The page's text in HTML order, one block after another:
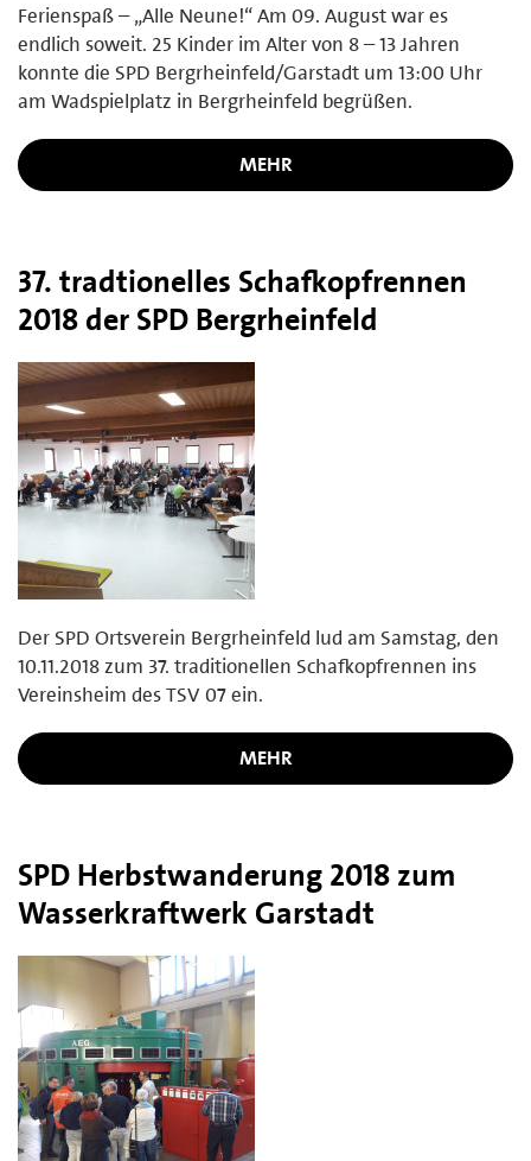
Ferienspaß – „Alle Neune!“ Am 09. August war es
endlich soweit. 25 Kinder im Alter von 8 – 13 Jahren
konnte die SPD Bergrheinfeld/Garstadt um 13:00 Uhr
am Wadspielplatz in Bergrheinfeld begrüßen.
MEHR
37. tradtionelles Schafkopfrennen
2018 der SPD Bergrheinfeld
Der SPD Ortsverein Bergrheinfeld lud am Samstag, den
10.11.2018 zum 37. traditionellen Schafkopfrennen ins
Vereinsheim des TSV 07 ein.
MEHR
SPD Herbstwanderung 2018 zum
Wasserkraftwerk Garstadt